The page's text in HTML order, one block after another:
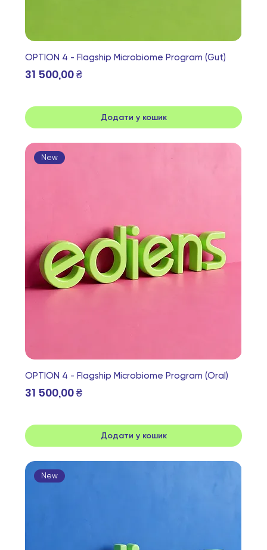
OPTION 4 - Flagship Microbiome Program (Gut)
Ціна
31 500,00 ₴
Додати у кошик
New
OPTION 4 - Flagship Microbiome Program (Oral)
Ціна
31 500,00 ₴
Додати у кошик
New